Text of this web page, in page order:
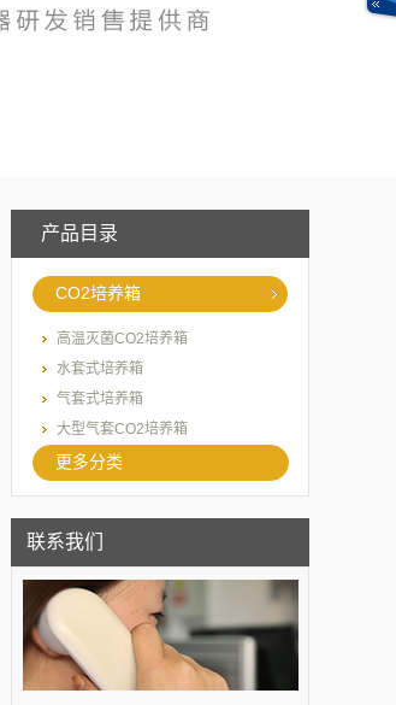
产品目录
CO2培养箱
高温灭菌CO2培养箱
水套式培养箱
气套式培养箱
大型气套CO2培养箱
更多分类
联系我们